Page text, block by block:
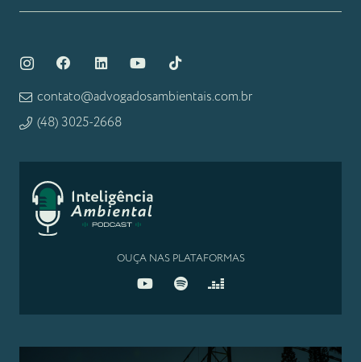
contato@advogadosambientais.com.br
(48) 3025-2668
OUÇA NAS PLATAFORMAS